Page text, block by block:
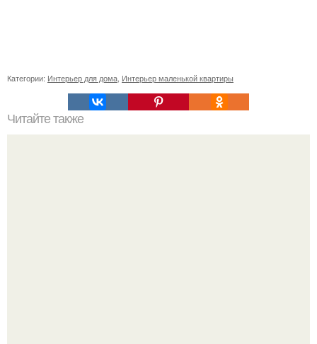
Категории: Интерьер для дома Интерьер маленькой квартиры
Читайте также